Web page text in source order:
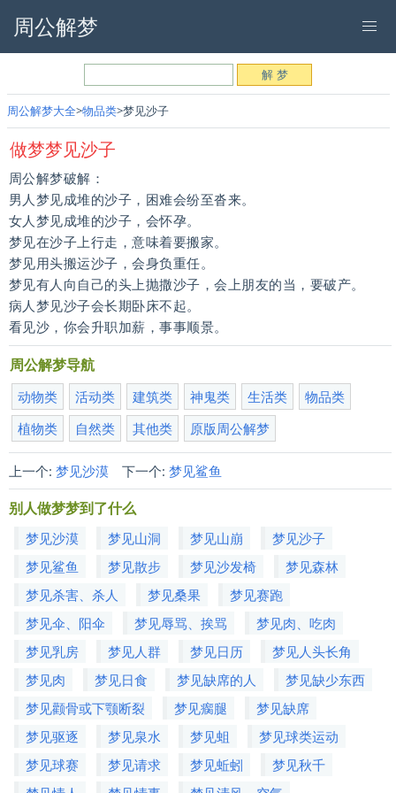
周公解梦
周公解梦大全 物品类 梦见沙子
做梦梦见沙子
周公解梦破解：
男人梦见成堆的沙子，困难会纷至沓来。
女人梦见成堆的沙子，会怀孕。
梦见在沙子上行走，意味着要搬家。
梦见用头搬运沙子，会身负重任。
梦见有人向自己的头上抛撒沙子，会上朋友的当，要破产。
病人梦见沙子会长期卧床不起。
看见沙，你会升职加薪，事事顺景。
周公解梦导航
动物类 活动类 建筑类 神鬼类 生活类
物品类
植物类
自然类 其他类 原版周公解梦
上一个: 梦见沙漠下一个: 梦见鲨鱼
别人做梦梦到了什么
梦见沙漠 梦见山洞 梦见山崩
梦见沙子
梦见鲨鱼
梦见散步 梦见沙发椅
梦见森林
梦见杀害、杀人
梦见桑果
梦见赛跑
梦见伞、阳伞
梦见辱骂、挨骂
梦见肉、吃肉
梦见乳房
梦见人群 梦见日历
梦见人头长角
梦见肉
梦见日食 梦见缺席的人
梦见缺少东西
梦见颧骨或下颚断裂
梦见瘸腿
梦见缺席
梦见驱逐
梦见泉水 梦见蛆
梦见球类运动
梦见球赛
梦见请求 梦见蚯蚓
梦见秋千